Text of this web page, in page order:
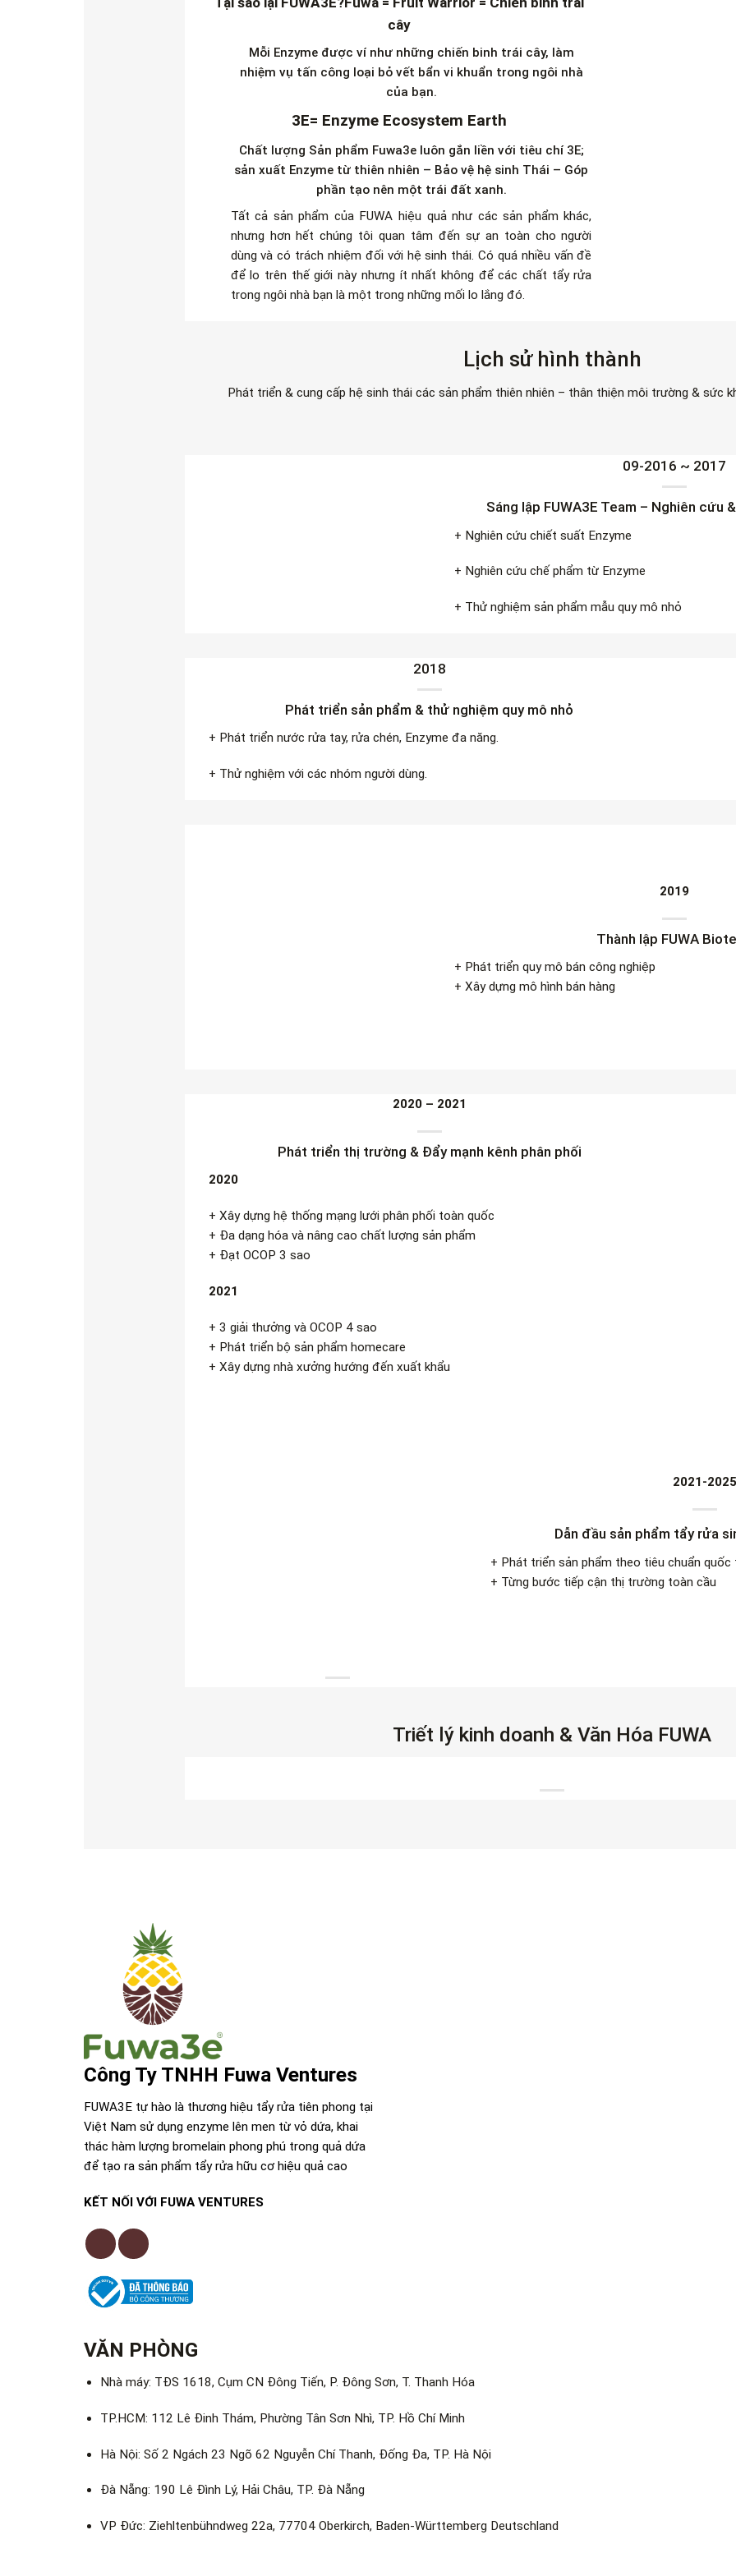
cây
Mỗi Enzyme được ví như những chiến binh trái cây, làm
nhiệm vụ tấn công loại bỏ vết bẩn vi khuẩn trong ngôi nhà
của bạn.
3E= Enzyme Ecosystem Earth
Chất lượng Sản phẩm Fuwa3e luôn gắn liền với tiêu chí 3E;
sản xuất Enzyme từ thiên nhiên – Bảo vệ hệ sinh Thái – Góp
phần tạo nên một trái đất xanh.
Tất cả sản phẩm của FUWA hiệu quả như các sản phẩm khác,
nhưng hơn hết chúng tôi quan tâm đến sự an toàn cho người
dùng và có trách nhiệm đối với hệ sinh thái. Có quá nhiều vấn đề
để lo trên thế giới này nhưng ít nhất không để các chất tẩy rửa
trong ngôi nhà bạn là một trong những mối lo lắng đó.
Lịch sử hình thành
Phát triển & cung cấp hệ sinh thái các sản phẩm thiên nhiên – thân thiện môi trường & sức
09-2016 ~ 2017
Sáng lập FUWA3E Team – Nghiên cứu
+ Nghiên cứu chiết suất Enzyme
+ Nghiên cứu chế phẩm từ Enzyme
+ Thử nghiệm sản phẩm mẫu quy mô nhỏ
2018
Phát triển sản phẩm & thử nghiệm quy mô nhỏ
+ Phát triển nước rửa tay, rửa chén, Enzyme đa năng.
+ Thử nghiệm với các nhóm người dùng.
2019
Thành lập FUWA
+ Phát triển quy mô bán công nghiệp
+ Xây dựng mô hình bán hàng
2020 – 2021
Phát triển thị trường & Đẩy mạnh kênh phân phối
2020
+ Xây dựng hệ thống mạng lưới phân phối toàn quốc
+ Đa dạng hóa và nâng cao chất lượng sản phẩm
+ Đạt OCOP 3 sao
2021
+ 3 giải thưởng và OCOP 4 sao
+ Phát triển bộ sản phẩm homecare
+ Xây dựng nhà xưởng hướng đến xuất khẩu
2021-
Dẫn đầu sản phẩm tẩy rửa
+ Phát triển sản phẩm theo tiêu chuẩn quốc
+ Từng bước tiếp cận thị trường toàn cầu
Triết lý kinh doanh & Văn Hóa FUWA
Công Ty TNHH Fuwa Ventures
FUWA3E tự hào là thương hiệu tẩy rửa tiên phong tại
Việt Nam sử dụng enzyme lên men từ vỏ dứa, khai
thác hàm lượng bromelain phong phú trong quả dứa
để tạo ra sản phẩm tẩy rửa hữu cơ hiệu quả cao
KẾT NỐI VỚI FUWA VENTURES
VĂN PHÒNG
Nhà máy: TĐS 1618, Cụm CN Đông Tiến, P. Đông Sơn, T. Thanh Hóa
TP.HCM: 112 Lê Đinh Thám, Phường Tân Sơn Nhì, TP. Hồ Chí Minh
Hà Nội: Số 2 Ngách 23 Ngõ 62 Nguyễn Chí Thanh, Đống Đa, TP. Hà Nội
Đà Nẵng: 190 Lê Đình Lý, Hải Châu, TP. Đà Nẵng
VP Đức: Ziehltenbühndweg 22a, 77704 Oberkirch, Baden-Württemberg Deutschland